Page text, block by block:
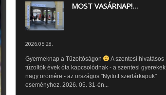
MOST VASÁRNAP!…
2026.05.28.
Gyermeknap a Tűzoltóságon
A szentesi hivatásos
tűzoltók évek óta kapcsolódnak - a szentesi gyerekek
nagy örömére - az országos "Nyitott szertárkapuk"
eseményhez. 2026. 05. 31-én...